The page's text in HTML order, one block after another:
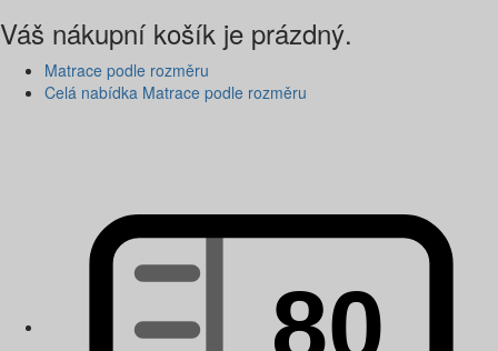
Váš nákupní košík je prázdný.
Matrace podle rozměru
Celá nabídka Matrace podle rozměru